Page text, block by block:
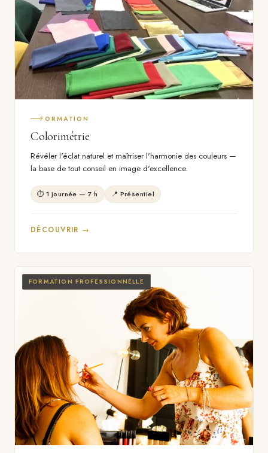
FORMATION
Colorimétrie
Révéler l'éclat naturel et maîtriser l'harmonie des couleurs —
la base de tout conseil en image d'excellence.
⏱ 1 journée — 7 h 📍 Présentiel
DÉCOUVRIR →
FORMATION PROFESSIONNELLE